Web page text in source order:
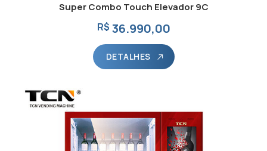
Super Combo Touch Elevador 9C
R$ 36.990,00
DETALHES